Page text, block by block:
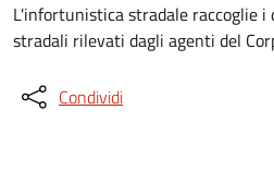
L'infortunistica stradale raccoglie
stradali rilevati dagli agenti del
Condividi